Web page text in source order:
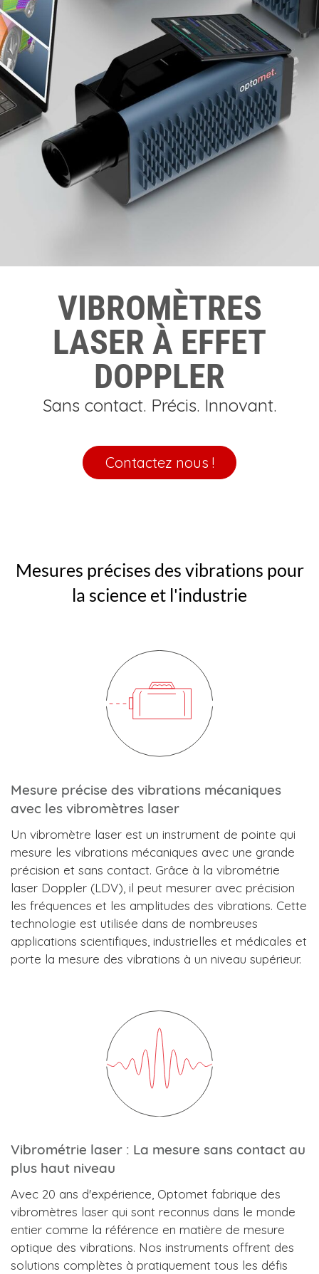
VIBROMÈTRES
LASER À EFFET
DOPPLER
Sans contact. Précis. Innovant.
Contactez nous !
Mesures précises des vibrations pour
la science et l'industrie
Mesure précise des vibrations mécaniques
avec les vibromètres laser
Un vibromètre laser est un instrument de pointe qui
mesure les vibrations mécaniques avec une grande
précision et sans contact. Grâce à la vibrométrie
laser Doppler (LDV), il peut mesurer avec précision
les fréquences et les amplitudes des vibrations. Cette
technologie est utilisée dans de nombreuses
applications scientifiques, industrielles et médicales et
porte la mesure des vibrations à un niveau supérieur.
Vibrométrie laser : La mesure sans contact au
plus haut niveau
Avec 20 ans d'expérience, Optomet fabrique des
vibromètres laser qui sont reconnus dans le monde
entier comme la référence en matière de mesure
optique des vibrations. Nos instruments offrent des
solutions complètes à pratiquement tous les défis